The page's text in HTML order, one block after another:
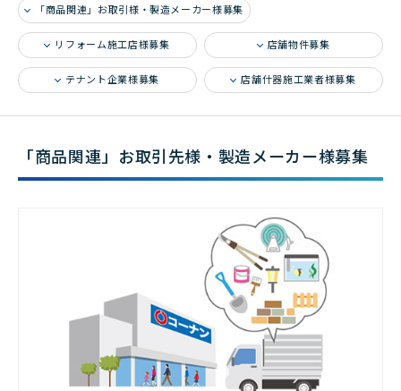
パートナー募集
NEWS
お問い合わせ
オンラインショップ
店舗・チラシ検索
「商品関連」お取引様・製造メーカー様募集
リフォーム施工店様募集 店舗物件募集
テナント企業様募集 店舗什器施工業者様募集
「商品関連」お取引先様・製造メーカー様募集